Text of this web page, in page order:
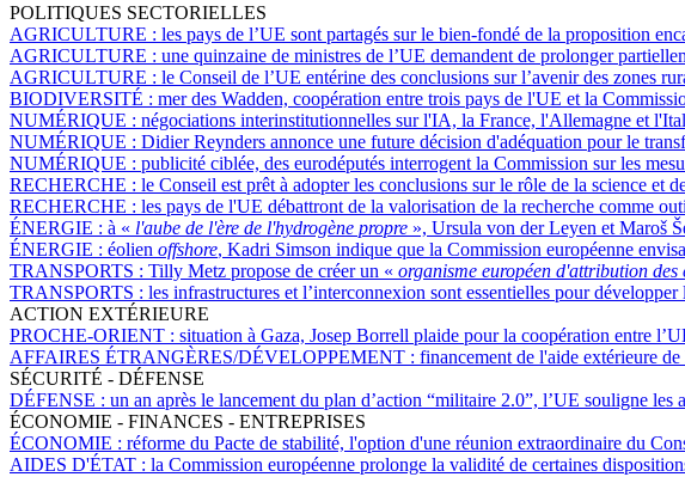
POLITIQUES SECTORIELLES
AGRICULTURE : les pays de l’UE sont partagés sur le bien-fondé de la proposition
AGRICULTURE : une quinzaine de ministres de l’UE demandent de prolonger
AGRICULTURE : le Conseil de l’UE entérine des conclusions sur l’avenir des zones
BIODIVERSITÉ : mer des Wadden, coopération entre trois pays de l'UE et la
NUMÉRIQUE : négociations interinstitutionnelles sur l'IA, la France, l'Allemagne et
NUMÉRIQUE : Didier Reynders annonce une future décision d'adéquation pour le
NUMÉRIQUE : publicité ciblée, des eurodéputés interrogent la Commission sur les
RECHERCHE : le Conseil est prêt à adopter les conclusions sur le rôle de la science et
RECHERCHE : les pays de l'UE débattront de la valorisation de la recherche comme
ÉNERGIE : à « l'aube de l'ère de l'hydrogène propre », Ursula von der Leyen et Maroš
ÉNERGIE : éolien offshore, Kadri Simson indique que la Commission européenne
TRANSPORTS : Tilly Metz propose de créer un « organisme européen d'attribution
TRANSPORTS : les infrastructures et l’interconnexion sont essentielles pour
ACTION EXTÉRIEURE
PROCHE-ORIENT : situation à Gaza, Josep Borrell plaide pour la coopération entre
AFFAIRES ÉTRANGÈRES/DÉVELOPPEMENT : financement de l'aide extérieure
SÉCURITÉ - DÉFENSE
DÉFENSE : un an après le lancement du plan d’action “militaire 2.0”, l’UE souligne
ÉCONOMIE - FINANCES - ENTREPRISES
ÉCONOMIE : réforme du Pacte de stabilité, l'option d'une réunion extraordinaire du
AIDES D'ÉTAT : la Commission européenne prolonge la validité de certaines